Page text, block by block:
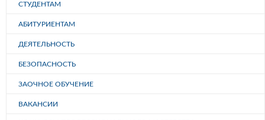
СТУДЕНТАМ
АБИТУРИЕНТАМ
ДЕЯТЕЛЬНОСТЬ
БЕЗОПАСНОСТЬ
ЗАОЧНОЕ ОБУЧЕНИЕ
ВАКАНСИИ